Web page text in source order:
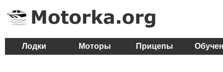
Лодки Моторы Прицепы